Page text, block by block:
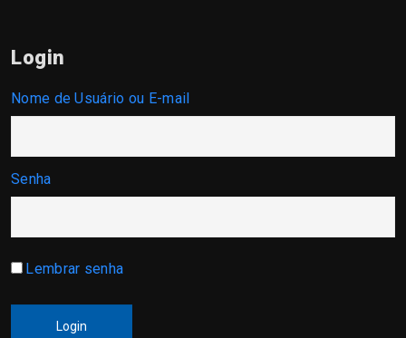
Login
Nome de Usuário ou E-mail
Senha
Lembrar senha
Login